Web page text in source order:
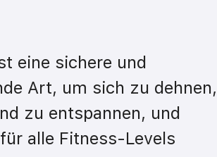
eine sichere und
Art, um sich zu dehnen,
zu entspannen, und
alle Fitness-Levels